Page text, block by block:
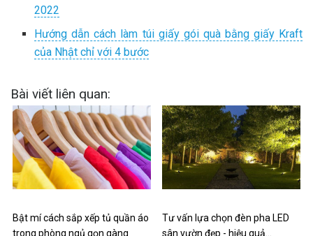
2022
Hướng dẫn cách làm túi giấy gói quà bằng giấy Kraft
của Nhật chỉ với 4 bước
Bài viết liên quan:
Bật mí cách sắp xếp tủ quần áo
trong phòng ngủ gọn gàng
Tư vấn lựa chọn đèn pha LED
sân vườn đẹp - hiệu quả…